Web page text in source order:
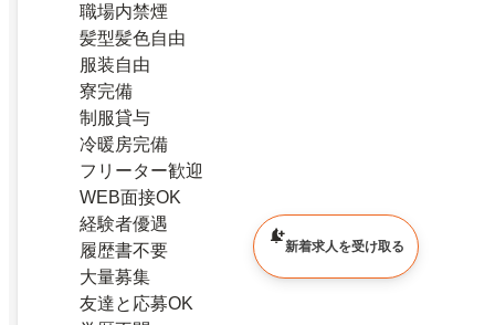
職場内禁煙
髪型髪色自由
服装自由
寮完備
制服貸与
冷暖房完備
フリーター歓迎
WEB面接OK
経験者優遇
履歴書不要
大量募集
友達と応募OK
新着求人を受け取る